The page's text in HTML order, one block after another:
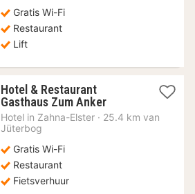
Gratis Wi-Fi
Restaurant
Lift
Hotel & Restaurant
Gasthaus Zum Anker1
nacht
Hotel in Zahna-Elster · 25.4 km van
Jüterbog
Gratis Wi-Fi
Restaurant
Fietsverhuur